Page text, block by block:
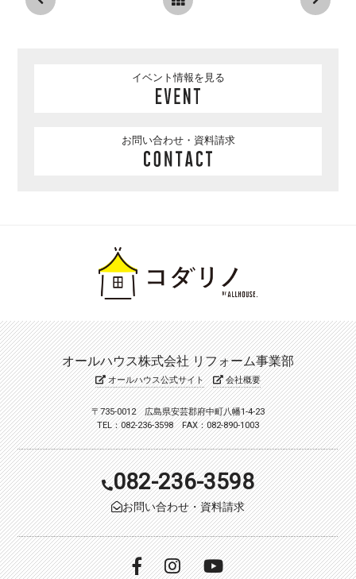
イベント情報を見る
お問い合わせ・資料請求
オールハウス株式会社 リフォーム事業部
オールハウス公式サイト 会社概要
〒735-0012 広島県安芸郡府中町八幡1-4-23
TEL：082-236-3598 FAX：082-890-1003
082-236-3598
お問い合わせ・資料請求